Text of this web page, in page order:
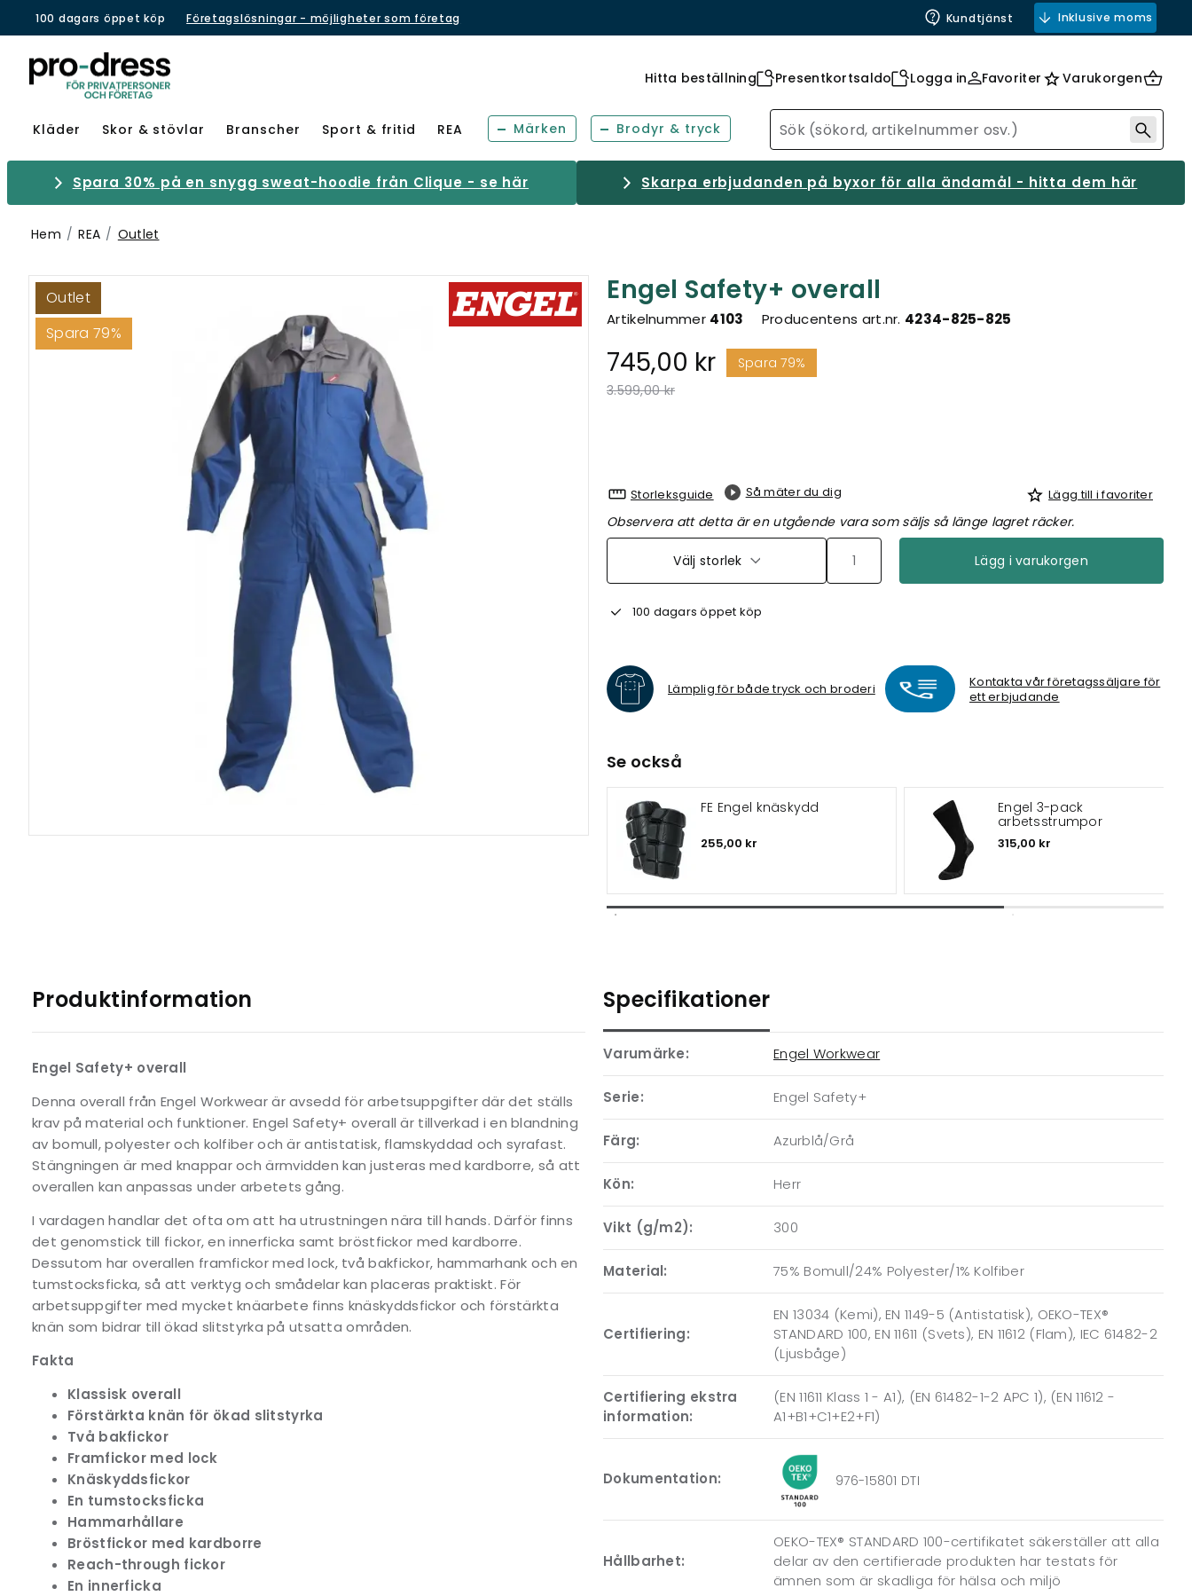
100 dagars öppet köp Företagslösningar - möjligheter som företag Kundtjänst Inklusive moms
Hitta beställning Presentkortsaldo Logga in Favoriter Varukorgen
Kläder Skor & stövlar Branscher Sport & fritid REA Märken Brodyr & tryck
Spara 30% på en snygg sweat-hoodie från Clique - se här Skarpa erbjudanden på byxor för alla ändamål - hitta dem här
Hem REA Outlet
Outlet
Spara 79%
Engel Safety+ overall
Artikelnummer 4103 Producentens art.nr. 4234-825-825
745,00 kr
Spara 79%
Pris nedsatt från
3.599,00 krtill
Storleksguide Så mäter du dig Lägg till i favoriter
Observera att detta är en utgående vara som säljs så länge lagret räcker.
Välj storlek Lägg i varukorgen
100 dagars öppet köp
Lämplig för både tryck och broderi
Kontakta vår företagssäljare för
ett erbjudande
Se också
FE Engel knäskydd
255,00 kr
Engel 3-pack
arbetsstrumpor
315,00 kr
Produktinformation
Engel Safety+ overall
Denna overall från Engel Workwear är avsedd för arbetsuppgifter där det ställs
krav på material och funktioner. Engel Safety+ overall är tillverkad i en blandning
av bomull, polyester och kolfiber och är antistatisk, flamskyddad och syrafast.
Stängningen är med knappar och ärmvidden kan justeras med kardborre, så att
overallen kan anpassas under arbetets gång.
I vardagen handlar det ofta om att ha utrustningen nära till hands. Därför finns
det genomstick till fickor, en innerficka samt bröstfickor med kardborre.
Dessutom har overallen framfickor med lock, två bakfickor, hammarhank och en
tumstocksficka, så att verktyg och smådelar kan placeras praktiskt. För
arbetsuppgifter med mycket knäarbete finns knäskyddsfickor och förstärkta
knän som bidrar till ökad slitstyrka på utsatta områden.
Fakta
Klassisk overall
Förstärkta knän för ökad slitstyrka
Två bakfickor
Framfickor med lock
Knäskyddsfickor
En tumstocksficka
Hammarhållare
Bröstfickor med kardborre
Reach-through fickor
En innerficka
Specifikationer
Varumärke: Engel Workwear
Serie: Engel Safety+
Färg: Azurblå/Grå
Kön: Herr
Vikt (g/m2): 300
Material: 75% Bomull/24% Polyester/1% Kolfiber
Certifiering:
EN 13034 (Kemi), EN 1149-5 (Antistatisk), OEKO-TEX®
STANDARD 100, EN 11611 (Svets), EN 11612 (Flam), IEC 61482-2
(Ljusbåge)
Certifiering ekstra
information:
(EN 11611 Klass 1 - A1), (EN 61482-1-2 APC 1), (EN 11612 -
A1+B1+C1+E2+F1)
Dokumentation: 976-15801 DTI
Hållbarhet:
OEKO-TEX® STANDARD 100-certifikatet säkerställer att alla
delar av den certifierade produkten har testats för
ämnen som är skadliga för hälsa och miljö